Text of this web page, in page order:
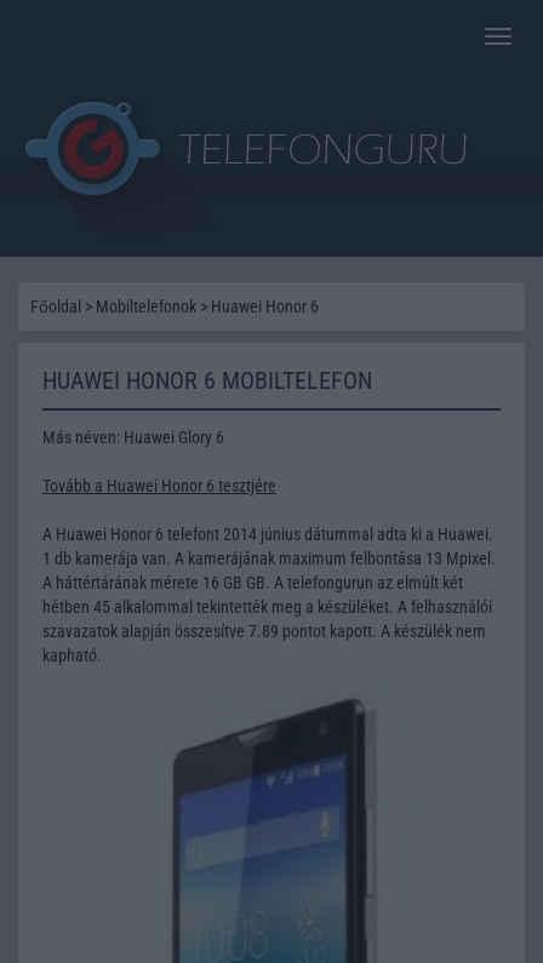
Toggle
Főoldal > Mobiltelefonok > Huawei Honor 6
HUAWEI HONOR 6 MOBILTELEFON
Más néven: Huawei Glory 6
Tovább a Huawei Honor 6 tesztjére
A Huawei Honor 6 telefont 2014 június dátummal adta ki a Huawei.
1 db kamerája van. A kamerájának maximum felbontása 13 Mpixel.
A háttértárának mérete 16 GB GB. A telefongurun az elmúlt két
hétben 45 alkalommal tekintették meg a készüléket. A felhasználói
szavazatok alapján összesítve 7.89 pontot kapott. A készülék nem
kapható.